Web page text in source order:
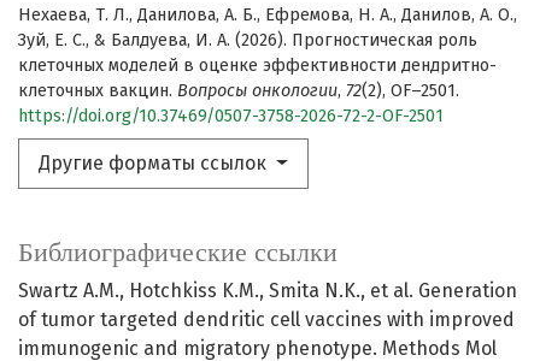
Нехаева, Т. Л., Данилова, А. Б., Ефремова, Н. А., Данилов, А. О.,
Зуй, Е. С., & Балдуева, И. А. (2026). Прогностическая роль
клеточных моделей в оценке эффективности дендритно-
клеточных вакцин. Вопросы онкологии, 72(2), OF–2501.
https://doi.org/10.37469/0507-3758-2026-72-2-OF-2501
Другие форматы ссылок
Библиографические ссылки
Swartz A.M., Hotchkiss K.M., Smita N.K., et al. Generation
of tumor targeted dendritic cell vaccines with improved
immunogenic and migratory phenotype. Methods Mol